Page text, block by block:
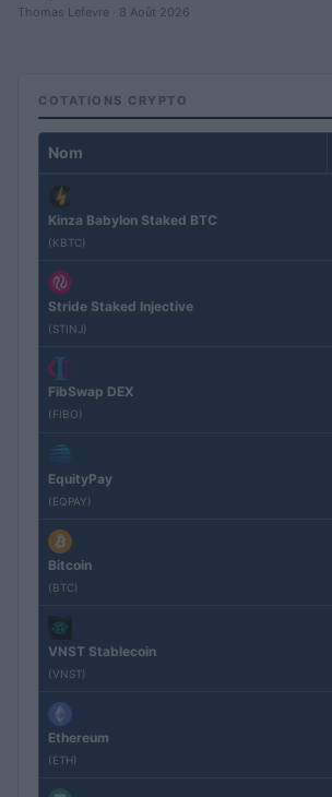
Thomas Lefevre · 8 Août 2026
COTATIONS CRYPTO
Nom
Kinza Babylon Staked BTC
(KBTC)
Stride Staked Injective
(STINJ)
FibSwap DEX
(FIBO)
EquityPay
(EQPAY)
Bitcoin
(BTC)
VNST Stablecoin
(VNST)
Ethereum
(ETH)